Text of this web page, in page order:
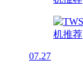
07.27